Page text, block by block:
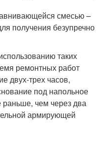
смесью –
получения безупречно
таких
ремонтных работ
двух-трех часов,
под напольное
раньше, чем через два
армирующей